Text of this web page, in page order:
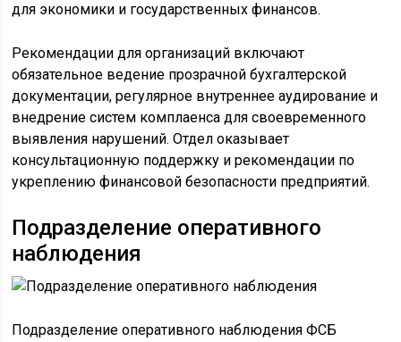
для экономики и государственных финансов.
Рекомендации для организаций включают
обязательное ведение прозрачной бухгалтерской
документации, регулярное внутреннее аудирование и
внедрение систем комплаенса для своевременного
выявления нарушений. Отдел оказывает
консультационную поддержку и рекомендации по
укреплению финансовой безопасности предприятий.
Подразделение оперативного
наблюдения
Подразделение оперативного наблюдения ФСБ